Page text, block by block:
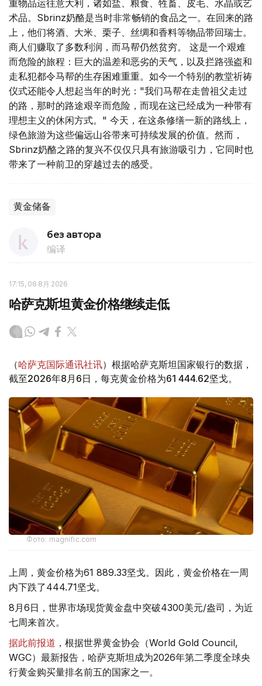
重物品运往意大利，诸如盐、粮食、牲畜、皮毛、水晶或艺
术品。Sbrinz奶酪是当时非常畅销的食品之一。在回来的路
上，他们将酒、大米、栗子、丝绸和香料等物品带回瑞士。
商人们赚取了多数利润，而马帮仍然贫穷。 这是一个艰难
而危险的旅程：巨大的温差和恶劣的天气，以及拦路强盗和
走私犯都令马帮的生存困难重重。如今一个特别的教堂祈祷
仪式还能令人想起当年的时光："我们马帮在走曾祖父走过
的路，那时的路途艰辛而危险，而现在这已经成为一种带有
理想主义的休闲方式。" 今天，在这条修缮一新的路线上，
绿色旅游为这些偏远山谷带来可持续发展的价值。然而，
Sbrinz奶酪之路的复兴不仅仅只具有旅游吸引力，它同时也
带来了一种前卫的穿越过去的感受。
黄金储备
без автора
编译
17:15, 06 8月 2026
哈萨克斯坦黄金价格继续走低
（哈萨克国际通讯社讯）根据哈萨克斯坦国家银行的数据，
截至2026年8月6日，每克黄金价格为61 444.62坚戈。
Фото: magnific.com
上周，黄金价格为61 889.33坚戈。因此，黄金价格在一周
内下跌了444.71坚戈。
8月6日，世界市场现货黄金盘中突破4300美元/盎司，为近
七周来首次。
据此前报道 ，根据世界黄金协会（World Gold Council,
WGC）最新报告，哈萨克斯坦成为2026年第二季度全球央
行黄金购买量排名前五的国家之一。